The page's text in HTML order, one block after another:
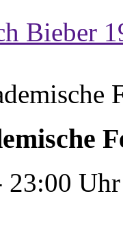
Bieber
23:00 Uhr